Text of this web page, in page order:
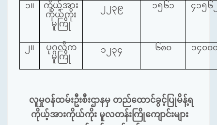
၁။
ကိုယ့်အား
ကိုယ်ကိုး
မူကြို
၂၂၃၉ ၁၅၆၁ ၄၁၅၆
၂။
ပုဂ္ဂလိက
မူကြို
၁၂၃၄ ၆၈၀ ၁၄၀၀
လူမှုဝန်ထမ်းဦးစီးဌာနမှ တည်ထောင်ခွင့်ပြုမိန့်ရ
ကိုယ့်အားကိုယ်ကိုး မူလတန်းကြိုကျောင်းများ